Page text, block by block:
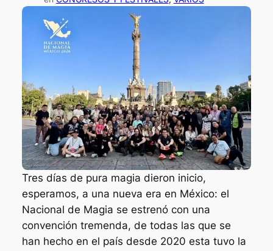
n
o
r
n
e
c
c
i
r
a
c
i
n
g
r
a
t
u
t
a
d
e
Tres días de pura magia dieron inicio,
esperamos, a una nueva era en México: el
Nacional de Magia se estrenó con una
convención tremenda, de todas las que se
han hecho en el país desde 2020 esta tuvo la